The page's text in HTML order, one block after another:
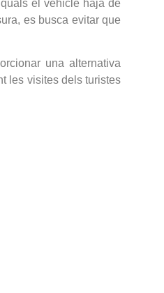
el vehicle haja de
es busca evitar que
una alternativa
les visites dels turistes